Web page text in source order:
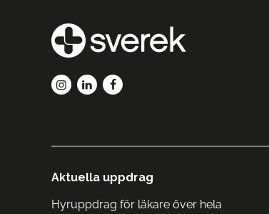
Aktuella uppdrag
Hyruppdrag för läkare över hela